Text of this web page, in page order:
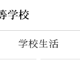
学校生活